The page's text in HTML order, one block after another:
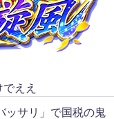
ええ
ッサリ」で国税の鬼